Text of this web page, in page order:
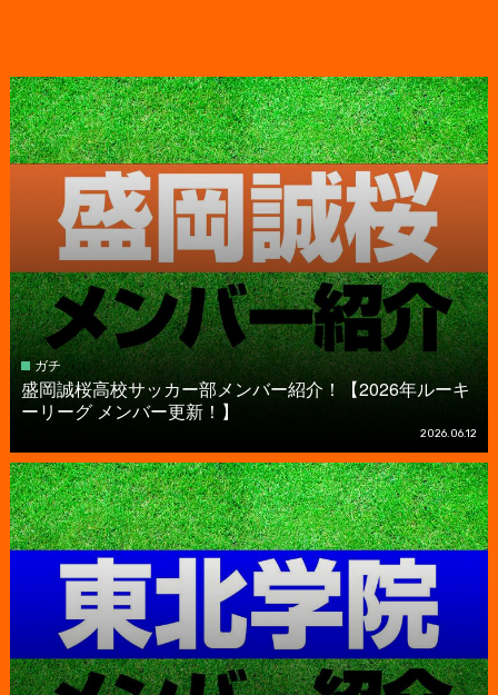
ガチ
盛岡誠桜高校サッカー部メンバー紹介！【2026年ルーキ
ーリーグ メンバー更新！】
2026.06.12